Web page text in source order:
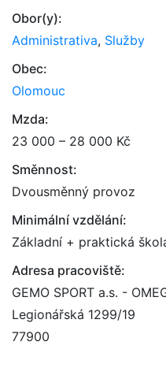
Obor(y):
Administrativa, Služby
Obec:
Olomouc
Mzda:
23 000 – 28 000 Kč
Směnnost:
Dvousměnný provoz
Minimální vzdělání:
Základní + praktická
Adresa pracoviště:
GEMO SPORT a.s. -
Legionářská 1299/19
77900